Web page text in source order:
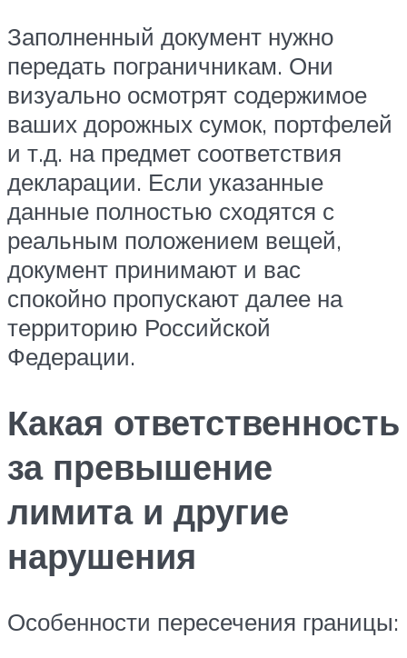
Заполненный документ нужно
передать пограничникам. Они
визуально осмотрят содержимое
ваших дорожных сумок, портфелей
и т.д. на предмет соответствия
декларации. Если указанные
данные полностью сходятся с
реальным положением вещей,
документ принимают и вас
спокойно пропускают далее на
территорию Российской
Федерации.
Какая ответственность
за превышение
лимита и другие
нарушения
Особенности пересечения границы: